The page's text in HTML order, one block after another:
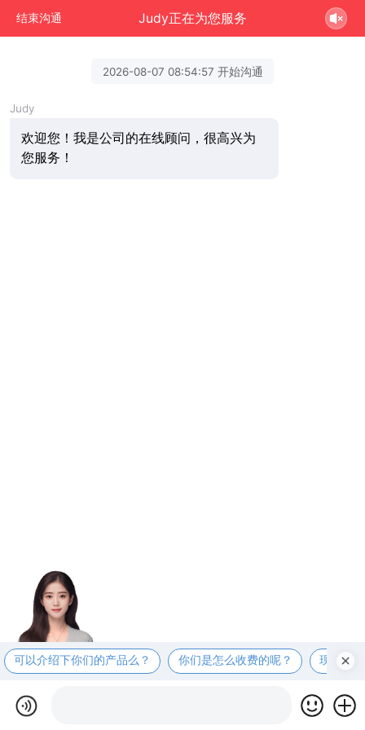
结束沟通 Judy正在为您服务
2026-08-07 08:54:57 开始沟通
Judy
欢迎您！我是公司的在线顾问，很高兴为
您服务！
可以介绍下你们的产品么？ 你们是怎么收费的呢？ 现在有